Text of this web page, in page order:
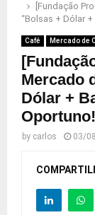
[Fundação
“Bolsas + Dólar
Café Mercado de
Mercado
Dólar +
by carlos 03/